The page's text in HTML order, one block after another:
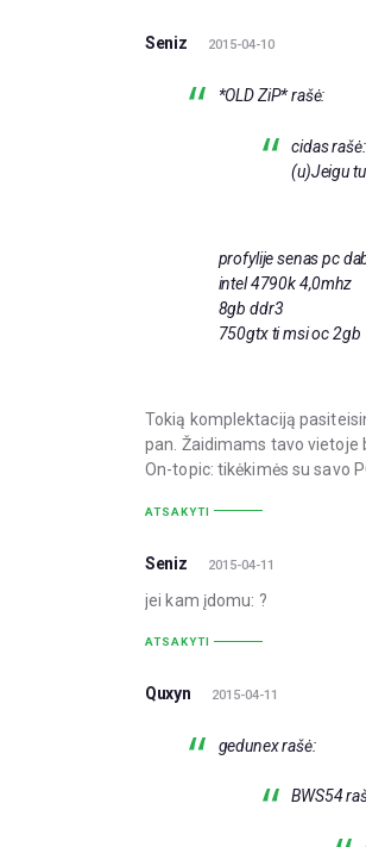
Seniz 2015-04-10
*OLD ZiP* rašė:
cidas rašė:
(u)Jeigu
profylije senas pc
intel 4790k 4,0mhz
8gb ddr3
750gtx ti msi oc 2gb
Tokią komplektaciją
pan. Žaidimams tavo vietoje
On-topic: tikėkimės su savo
ATSAKYTI
Seniz 2015-04-11
jei kam įdomu: ?
ATSAKYTI
Quxyn 2015-04-11
gedunex rašė:
BWS54